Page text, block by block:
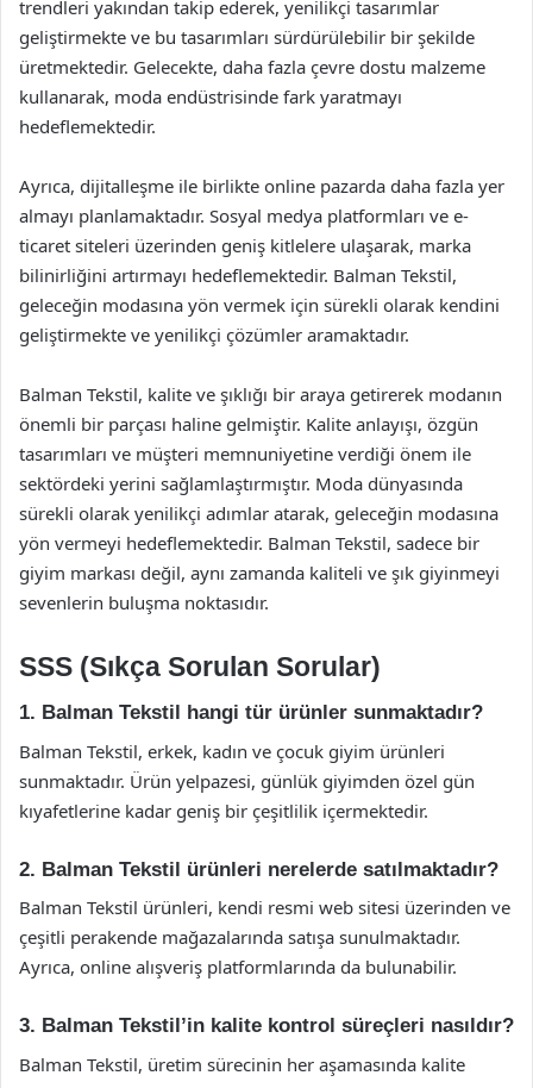
trendleri yakından takip ederek, yenilikçi tasarımlar
geliştirmekte ve bu tasarımları sürdürülebilir bir şekilde
üretmektedir. Gelecekte, daha fazla çevre dostu malzeme
kullanarak, moda endüstrisinde fark yaratmayı
hedeflemektedir.
Ayrıca, dijitalleşme ile birlikte online pazarda daha fazla yer
almayı planlamaktadır. Sosyal medya platformları ve e-
ticaret siteleri üzerinden geniş kitlelere ulaşarak, marka
bilinirliğini artırmayı hedeflemektedir. Balman Tekstil,
geleceğin modasına yön vermek için sürekli olarak kendini
geliştirmekte ve yenilikçi çözümler aramaktadır.
Balman Tekstil, kalite ve şıklığı bir araya getirerek modanın
önemli bir parçası haline gelmiştir. Kalite anlayışı, özgün
tasarımları ve müşteri memnuniyetine verdiği önem ile
sektördeki yerini sağlamlaştırmıştır. Moda dünyasında
sürekli olarak yenilikçi adımlar atarak, geleceğin modasına
yön vermeyi hedeflemektedir. Balman Tekstil, sadece bir
giyim markası değil, aynı zamanda kaliteli ve şık giyinmeyi
sevenlerin buluşma noktasıdır.
SSS (Sıkça Sorulan Sorular)
1. Balman Tekstil hangi tür ürünler sunmaktadır?
Balman Tekstil, erkek, kadın ve çocuk giyim ürünleri
sunmaktadır. Ürün yelpazesi, günlük giyimden özel gün
kıyafetlerine kadar geniş bir çeşitlilik içermektedir.
2. Balman Tekstil ürünleri nerelerde satılmaktadır?
Balman Tekstil ürünleri, kendi resmi web sitesi üzerinden ve
çeşitli perakende mağazalarında satışa sunulmaktadır.
Ayrıca, online alışveriş platformlarında da bulunabilir.
3. Balman Tekstil’in kalite kontrol süreçleri nasıldır?
Balman Tekstil, üretim sürecinin her aşamasında kalite